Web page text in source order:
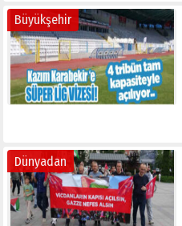
Büyükşehir
Dünyadan